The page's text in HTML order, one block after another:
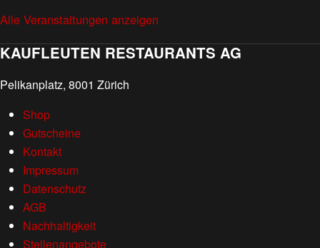
Alle Veranstaltungen anzeigen
KAUFLEUTEN RESTAURANTS AG
Pelikanplatz, 8001 Zürich
Shop
Gutscheine
Kontakt
Impressum
Datenschutz
AGB
Nachhaltigkeit
Stellenangebote